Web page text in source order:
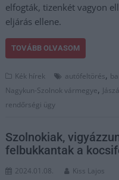
elfogták, tizenkét vagyon
eljárás ellene.
TOVÁBB OLVASOM
Kék hírek autófeltörés,
Nagykun-Szolnok vármegye,
rendőrségi ügy
Szolnokiak,
felbukkantak a
2024.01.08. Kiss Lajos